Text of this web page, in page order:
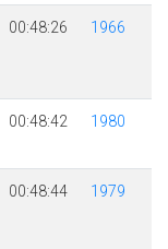
00:48:26 1966
00:48:42 1980
00:48:44 1979